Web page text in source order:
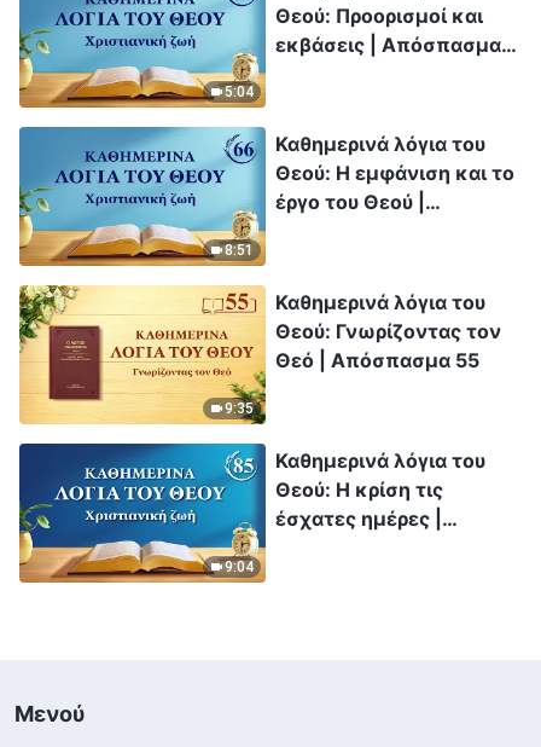
5:04
Θεού: Προορισμοί και
εκβάσεις | Απόσπασμα
8:51
Καθημερινά λόγια του
Θεού: Η εμφάνιση και το
έργο του Θεού |
9:35
Καθημερινά λόγια του
Θεού: Γνωρίζοντας τον
Θεό | Απόσπασμα 55
9:04
Καθημερινά λόγια του
Θεού: Η κρίση τις
έσχατες ημέρες |
Μενού